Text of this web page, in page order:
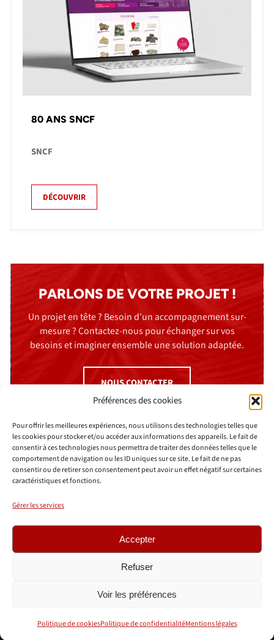
Préférences des cookies
Pour offrir les meilleures expériences, nous utilisons des technologies telles que
les cookies pour stocker et/ou accéder aux informations des appareils. Le fait de
consentir à ces technologies nous permettra de traiter des données telles que le
comportement de navigation ou les ID uniques sur ce site. Le fait de ne pas
consentir ou de retirer son consentement peut avoir un effet négatif sur certaines
caractéristiques et fonctions.
Gérer les services
Accepter
Refuser
Voir les préférences
Politique de cookiesPolitique de confidentialitéMentions légales
80 ANS SNCF
SNCF
DÉCOUVRIR
PARLONS DE VOTRE PROJET !
Un projet en tête ? Besoin d’un accompagnement sur-
mesure ? Contactez-nous pour échanger sur vos
besoins et imaginer ensemble une solution adaptée.
NOUS CONTACTER
AGENCE MINIT-L
52 boulevard Malesherbes
01 78 94 94 10
© 2026 © Agence Minit-L
FAQ
Politique de confidentialité